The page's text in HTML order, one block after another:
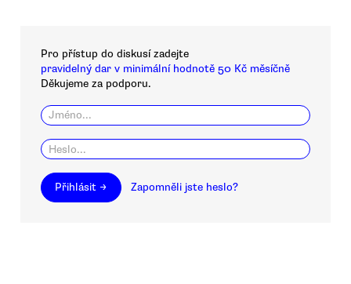
Pro přístup do diskusí zadejte
pravidelný dar v minimální hodnotě 50 Kč měsíčně
Děkujeme za podporu.
Přihlásit → Zapomněli jste heslo?